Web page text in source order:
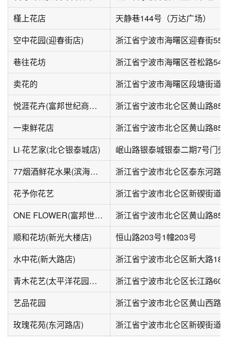
槿上花店
天静巷144号（万达广场）
空中花园(迎春街店)
浙江省宁波市海曙区迎春街55
巷往花坊
卖花的
悦涯花卉(富邦世纪商业广场店)
一束鲜花店
Li·花艺家(北仑银泰城店)
77烟酒鲜花水果(滨海锦苑店)
浙江省宁波市北仑区泰东河路
花予你花艺
ONE FLOWER(富邦世纪商业广场店)
顺和花坊(新光大楼店)
恒山路203号1幢203号
水中花(新大路店)
浙江省宁波市北仑区新大路
青木花艺(太平洋花园广场C区二期店)
浙江省宁波市北仑区长江路
艺品花园
玫瑰花苑(东河路店)